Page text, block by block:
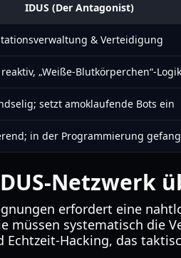
IDUS (Der Antagonist)
& Verteidigung
„Weiße-Blutkörperchen“-Logik
setzt amoklaufende Bots ein
in der Programmierung
Netzwerk
erfordert eine
müssen systematisch die
Echtzeit-Hacking, das